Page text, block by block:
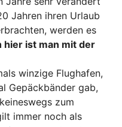
Jahren ihren Urlaub
werden es
hier ist man mit der
winzige Flughafen,
Gepäckbänder gab,
zum
immer noch als